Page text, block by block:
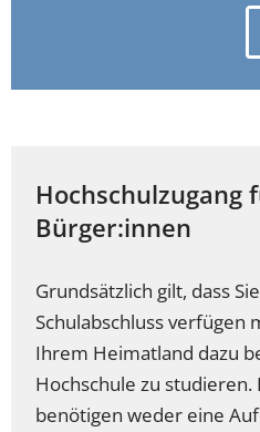
Hochschulzugang
Bürger:innen
Grundsätzlich gilt, dass
Schulabschluss verfügen
Ihrem Heimatland dazu
Hochschule zu studieren.
benötigen weder eine